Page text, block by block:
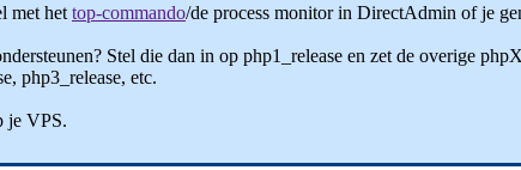
met het top-commando/de process monitor in DirectAdmin of je
Stel die dan in op php1_release en zet de overige
php3_release, etc.
je VPS.